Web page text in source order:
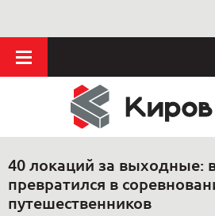
40 локаций за выходные:
превратился в
путешественников